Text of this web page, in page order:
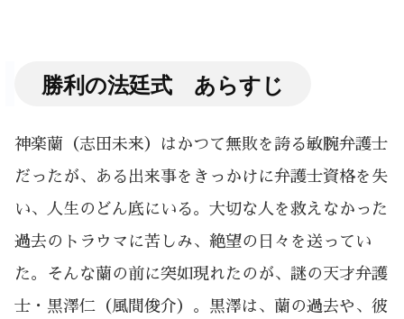
勝利の法廷式 あらすじ
神楽蘭（志田未来）はかつて無敗を誇る敏腕弁護士
だったが、ある出来事をきっかけに弁護士資格を失
い、人生のどん底にいる。大切な人を救えなかった
過去のトラウマに苦しみ、絶望の日々を送ってい
た。そんな蘭の前に突如現れたのが、謎の天才弁護
士・黒澤仁（風間俊介）。黒澤は、蘭の過去や、彼